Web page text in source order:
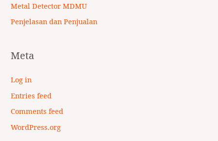
Metal Detector MDMU
Penjelasan dan Penjualan
Meta
Log in
Entries feed
Comments feed
WordPress.org